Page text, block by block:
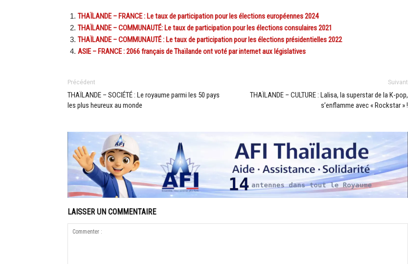
THAÏLANDE – FRANCE : Le taux de participation pour les élections européennes 2024
THAÏLANDE – COMMUNAUTÉ: Le taux de participation pour les élections consulaires 2021
THAÏLANDE – COMMUNAUTÉ : Le taux de participation pour les élections présidentielles 2022
ASIE – FRANCE : 2066 français de Thaïlande ont voté par internet aux législatives
Précédent
THAÏLANDE – SOCIÉTÉ : Le royaume parmi les 50 pays
les plus heureux au monde
Suivant
THAÏLANDE – CULTURE : Lalisa, la superstar de la K-pop,
s’enflamme avec « Rockstar » !
LAISSER UN COMMENTAIRE